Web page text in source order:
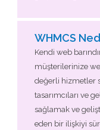
WHMCS
Kendi web
müşterilerinize
değerli hizmetler
tasarımcıları ve
sağlamak ve
eden bir ilişkiyi